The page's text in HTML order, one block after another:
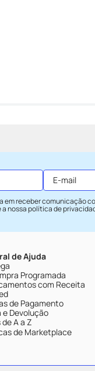
em receber comunicação
nossapolítica de
de Ajuda
Programada
com Receita
de Pagamento
e Devolução
de A a Z
de Marketplace